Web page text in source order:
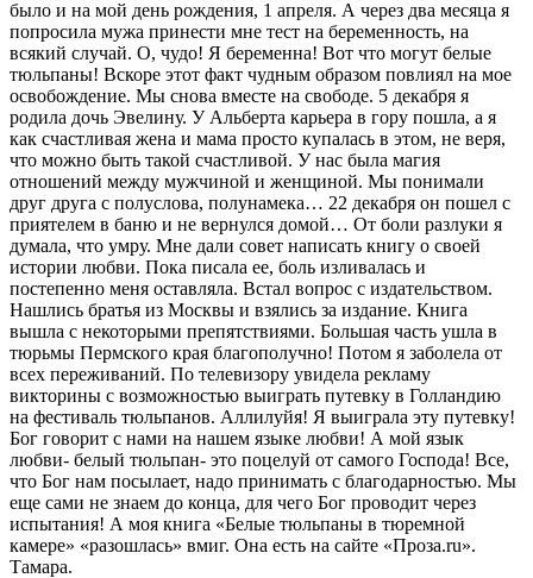
было и на мой день рождения, 1 апреля. А через два месяца я
попросила мужа принести мне тест на беременность, на
всякий случай. О, чудо! Я беременна! Вот что могут белые
тюльпаны! Вскоре этот факт чудным образом повлиял на мое
освобождение. Мы снова вместе на свободе. 5 декабря я
родила дочь Эвелину. У Альберта карьера в гору пошла, а я
как счастливая жена и мама просто купалась в этом, не веря,
что можно быть такой счастливой. У нас была магия
отношений между мужчиной и женщиной. Мы понимали
друг друга с полуслова, полунамека… 22 декабря он пошел с
приятелем в баню и не вернулся домой… От боли разлуки я
думала, что умру. Мне дали совет написать книгу о своей
истории любви. Пока писала ее, боль изливалась и
постепенно меня оставляла. Встал вопрос с издательством.
Нашлись братья из Москвы и взялись за издание. Книга
вышла с некоторыми препятствиями. Большая часть ушла в
тюрьмы Пермского края благополучно! Потом я заболела от
всех переживаний. По телевизору увидела рекламу
викторины с возможностью выиграть путевку в Голландию
на фестиваль тюльпанов. Аллилуйя! Я выиграла эту путевку!
Бог говорит с нами на нашем языке любви! А мой язык
любви- белый тюльпан- это поцелуй от самого Господа! Все,
что Бог нам посылает, надо принимать с благодарностью. Мы
еще сами не знаем до конца, для чего Бог проводит через
испытания! А моя книга «Белые тюльпаны в тюремной
камере» «разошлась» вмиг. Она есть на сайте «Проза.ru».
Тамара.